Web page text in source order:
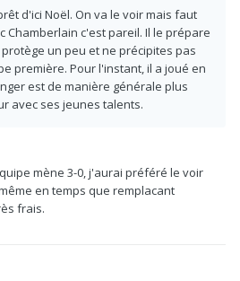
d'ici Noël. On va le voir mais faut
Chamberlain c'est pareil. Il le prépare
un peu et ne précipites pas
première. Pour l'instant, il a joué en
est de manière générale plus
avec ses jeunes talents.
mène 3-0, j'aurai préféré le voir
en temps que remplacant
frais.